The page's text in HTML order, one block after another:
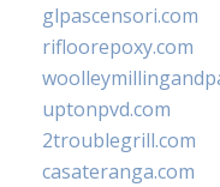
glpascensori.com
rifloorepoxy.com
uptonpvd.com
2troublegrill.com
casateranga.com